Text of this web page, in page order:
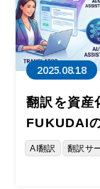
2025.08.18
翻訳を資産
FUKUDAI
AI翻訳 翻訳サ